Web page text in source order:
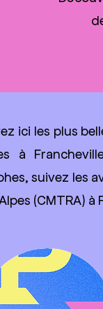
ici les plus
à
suivez les
(CMTRA) à